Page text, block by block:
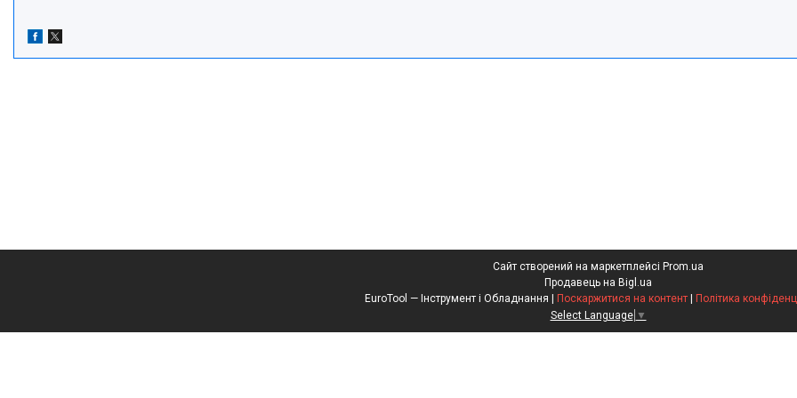
Сайт створений на маркетплейсі Prom.ua
Продавець на Bigl.ua
ㅤEuroTool — Інструмент і Обладнання | Поскаржитися на контент | Політика
Select Language ▼